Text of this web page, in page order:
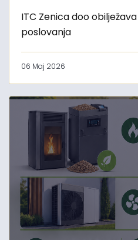
ITC Zenica doo
poslovanja
06 Maj 2026